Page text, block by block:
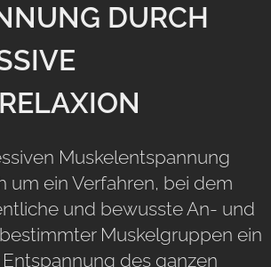
DURCH
Muskelentspannung
um ein Verfahren, bei dem
und bewusste An- und
Muskelgruppen ein
des ganzen